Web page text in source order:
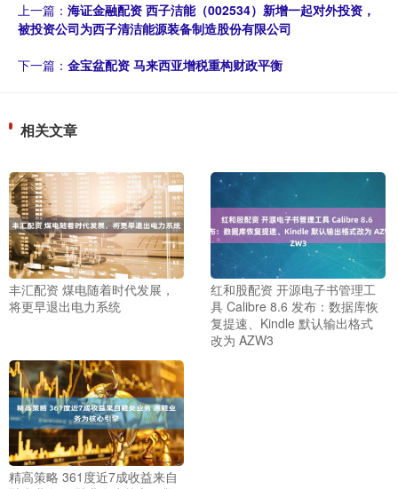
上一篇： 海证金融配资 西子洁能（002534）新增一起对外投资，
被投资公司为西子清洁能源装备制造股份有限公司
下一篇： 金宝盆配资 马来西亚增税重构财政平衡
相关文章
丰汇配资 煤电随着时代发展，
将更早退出电力系统
红和股配资 开源电子书管理工
具 Calibre 8.6 发布：数据库恢
复提速、Kindle 默认输出格式
改为 AZW3
精高策略 361度近7成收益来自